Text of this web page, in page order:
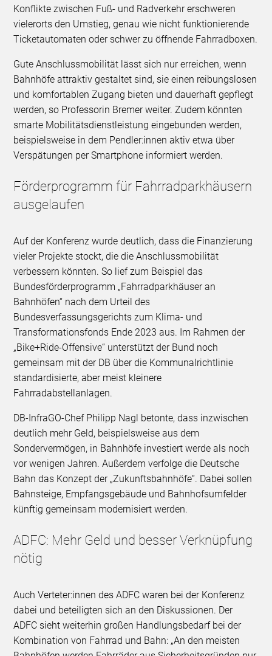
Konflikte zwischen Fuß- und Radverkehr erschweren
vielerorts den Umstieg, genau wie nicht funktionierende
Ticketautomaten oder schwer zu öffnende Fahrradboxen.
Gute Anschlussmobilität lässt sich nur erreichen, wenn
Bahnhöfe attraktiv gestaltet sind, sie einen reibungslosen
und komfortablen Zugang bieten und dauerhaft gepflegt
werden, so Professorin Bremer weiter. Zudem könnten
smarte Mobilitätsdienstleistung eingebunden werden,
beispielsweise in dem Pendler:innen aktiv etwa über
Verspätungen per Smartphone informiert werden.
Förderprogramm für Fahrradparkhäusern
ausgelaufen
Auf der Konferenz wurde deutlich, dass die Finanzierung
vieler Projekte stockt, die die Anschlussmobilität
verbessern könnten. So lief zum Beispiel das
Bundesförderprogramm „Fahrradparkhäuser an
Bahnhöfen“ nach dem Urteil des
Bundesverfassungsgerichts zum Klima- und
Transformationsfonds Ende 2023 aus. Im Rahmen der
„Bike+Ride-Offensive“ unterstützt der Bund noch
gemeinsam mit der DB über die Kommunalrichtlinie
standardisierte, aber meist kleinere
Fahrradabstellanlagen.
DB-InfraGO-Chef Philipp Nagl betonte, dass inzwischen
deutlich mehr Geld, beispielsweise aus dem
Sondervermögen, in Bahnhöfe investiert werde als noch
vor wenigen Jahren. Außerdem verfolge die Deutsche
Bahn das Konzept der „Zukunftsbahnhöfe“. Dabei sollen
Bahnsteige, Empfangsgebäude und Bahnhofsumfelder
künftig gemeinsam modernisiert werden.
ADFC: Mehr Geld und besser Verknüpfung
nötig
Auch Verteter:innen des ADFC waren bei der Konferenz
dabei und beteiligten sich an den Diskussionen. Der
ADFC sieht weiterhin großen Handlungsbedarf bei der
Kombination von Fahrrad und Bahn: „An den meisten